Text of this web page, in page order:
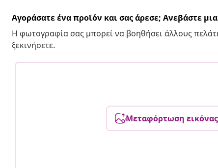
Αγοράσατε ένα προϊόν και σας άρεσε; Ανεβάστε
Η φωτογραφία σας μπορεί να βοηθήσει άλλους
ξεκινήσετε.
Μεταφόρτωση εικόνας